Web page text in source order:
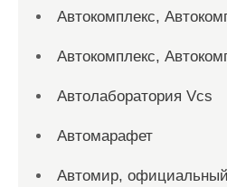
Автокомплекс,
Автокомплекс,
Автолаборатория Vcs
Автомарафет
Автомир,